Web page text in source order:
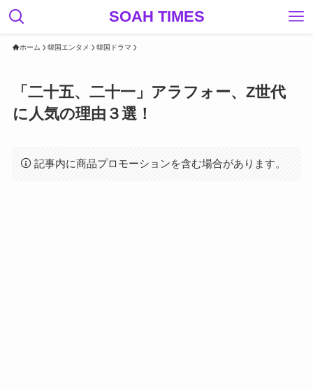
SOAH TIMES
ホーム 韓国エンタメ 韓国ドラマ
「二十五、二十一」アラフォー、Z世代
に人気の理由３選！
記事内に商品プロモーションを含む場合があります。